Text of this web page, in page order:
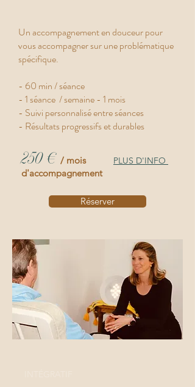
Un accompagnement en douceur pour
vous accompagner sur une problématique
spécifique.
- 60 min / séance
- 1 séance / semaine - 1 mois
- Suivi personnalisé entre séances
- Résultats progressifs et durables
250 € / mois
d'accompagnement
PLUS D'INFO
Réserver